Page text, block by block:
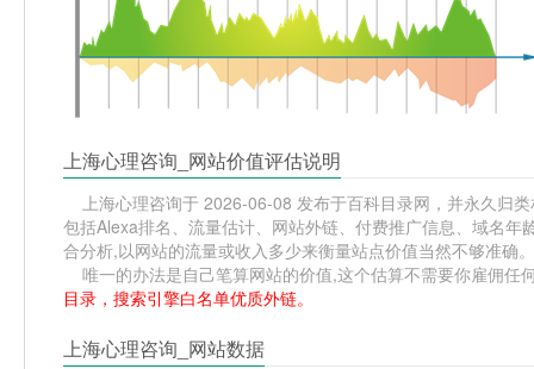
上海心理咨询_网站价值评估说明
上海心理咨询于 2026-06-08 发布于百科目录网，并永久归
包括Alexa排名、流量估计、网站外链、付费推广信息、域名
合分析,以网站的流量或收入多少来衡量站点价值当然不够准确
唯一的办法是自己笔算网站的价值,这个估算不需要你雇佣任
目录，搜索引擎白名单优质外链。
上海心理咨询_网站数据